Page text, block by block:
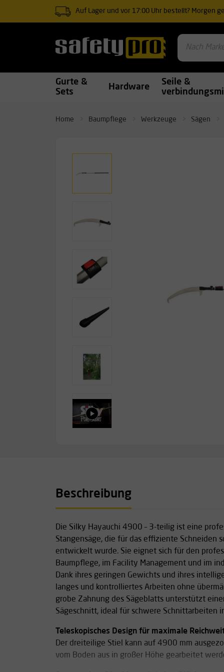
Auf Lager und vor 17:00 Uhr bestellt? Morgen
Gurte &
Sets
Hardware
Seile &
Home Baumpflege Werkzeuge Sägen
Beschreibung
Die Silky Hayauchi 4900 – 3-teilig ist eine
Stangensäge, die für das effiziente Schneiden
entwickelt wurde. Sie eignet sich für den
Baumpflege, im Facility Management und im
Dank ihres geringen Gewichts und ihres
langes und kontrolliertes Arbeiten ohne
grobe Zahnung des Sägeblatts unterstützt
Sägeschnitt, ideal für schwere Schnittarbeiten
Teleskopisches Design für maximale
Der dreiteilige Stiel kann auf 4900 mm
vom Boden aus in großer Höhe gearbeitet